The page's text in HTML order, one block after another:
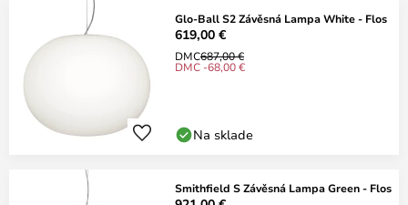
Glo-Ball S2 Závěsná Lampa White - Flos
619,00 €
DMC687,00 €
DMC -68,00 €
Na sklade
Smithfield S Závěsná Lampa Green - Flos